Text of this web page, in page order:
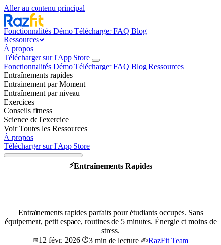
Aller au contenu principal
Fonctionnalités Démo TéléchargerFAQ Blog
Ressources
À propos
Télécharger sur l'App Store
Fonctionnalités Démo TéléchargerFAQ Blog Ressources
Entraînements rapides
Entrainement par Moment
Entraînement par niveau
Exercices
Conseils fitness
Science de l'exercice
Voir Toutes les Ressources
À propos
Télécharger sur l'App Store
⚡Entraînements Rapides
Entraînements rapides parfaits pour étudiants occupés. Sans
équipement, petit espace, routines de 5 minutes. Énergie et moins de
stress.
📅12 févr. 2026 ⏱️3 min de lecture ✍️RazFit Team